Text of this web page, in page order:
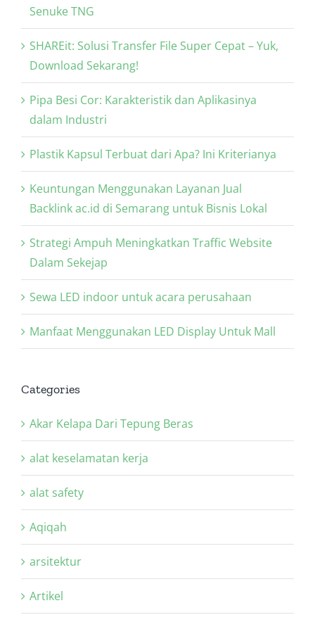
Senuke TNG
SHAREit: Solusi Transfer File Super Cepat – Yuk,
Download Sekarang!
Pipa Besi Cor: Karakteristik dan Aplikasinya
dalam Industri
Plastik Kapsul Terbuat dari Apa? Ini Kriterianya
Keuntungan Menggunakan Layanan Jual
Backlink ac.id di Semarang untuk Bisnis Lokal
Strategi Ampuh Meningkatkan Traffic Website
Dalam Sekejap
Sewa LED indoor untuk acara perusahaan
Manfaat Menggunakan LED Display Untuk Mall
Categories
Akar Kelapa Dari Tepung Beras
alat keselamatan kerja
alat safety
Aqiqah
arsitektur
Artikel